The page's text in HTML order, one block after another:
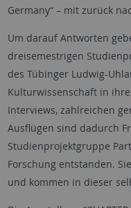
Germany“ – mit zurück
Um darauf Antworten
dreisemestrigen
des Tübinger Ludwig-
Kulturwissenschaft in
Interviews, zahlreichen
Ausflügen sind dadurch
Studienprojektgruppe
Forschung entstanden.
und kommen in dieser